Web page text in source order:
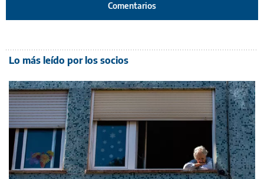
Comentarios
Lo más leído por los socios